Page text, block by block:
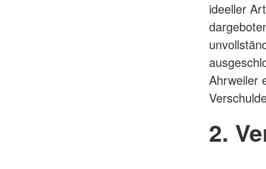
ideeller
Ahrweiler
2.